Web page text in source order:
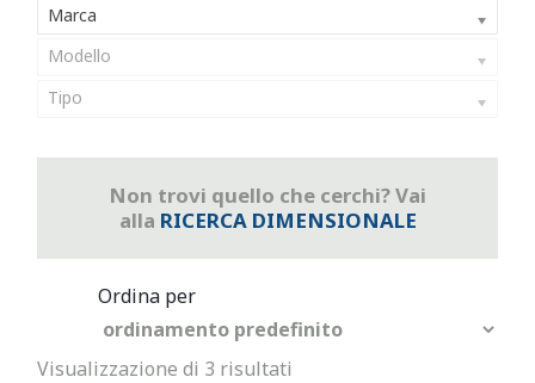
Marca
Modello
Tipo
Non trovi quello che cerchi? Vai
alla RICERCA DIMENSIONALE
Visualizzazione di 3 risultati